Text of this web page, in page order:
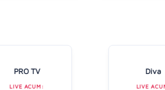
PRO TV
LIVE ACUM:
Diva
LIVE